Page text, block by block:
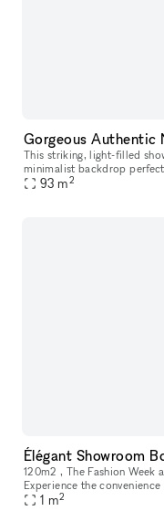
This striking, light-filled
minimalist backdrop
productions, and creative
93 m2
Élégant Showroom
120m2 , The Fashion Week
Experience the
your showroom needs.
1 m2